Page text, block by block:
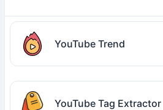
YouTube Trend
YouTube Tag Extractor